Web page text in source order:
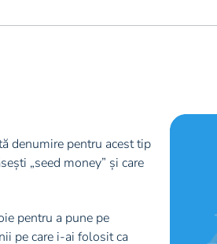
denumire pentru acest tip
„seed money” și care
pentru a pune pe
pe care i-ai folosit ca